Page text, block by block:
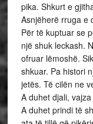
pika. Shkurt e
Asnjëherë rruga e
Për të kuptuar se
një shuk leckash.
ofruar lëmoshë.
shkuar. Pa histori
jetës. Të cilën ne
A duhet djali,
A duhet prindi të